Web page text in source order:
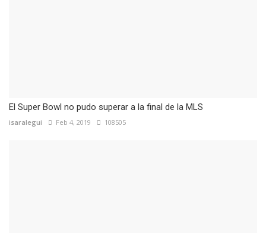
El Super Bowl no pudo superar a la final de la MLS
isaralegui Feb 4, 2019 108505